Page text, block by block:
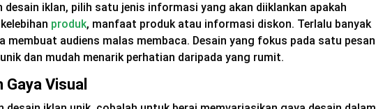
desain iklan, pilih satu jenis informasi yang akan diiklankan apakah
produk, manfaat produk atau informasi diskon. Terlalu banyak
membuat audiens malas membaca. Desain yang fokus pada satu pesan
dan mudah menarik perhatian daripada yang rumit.
Visual